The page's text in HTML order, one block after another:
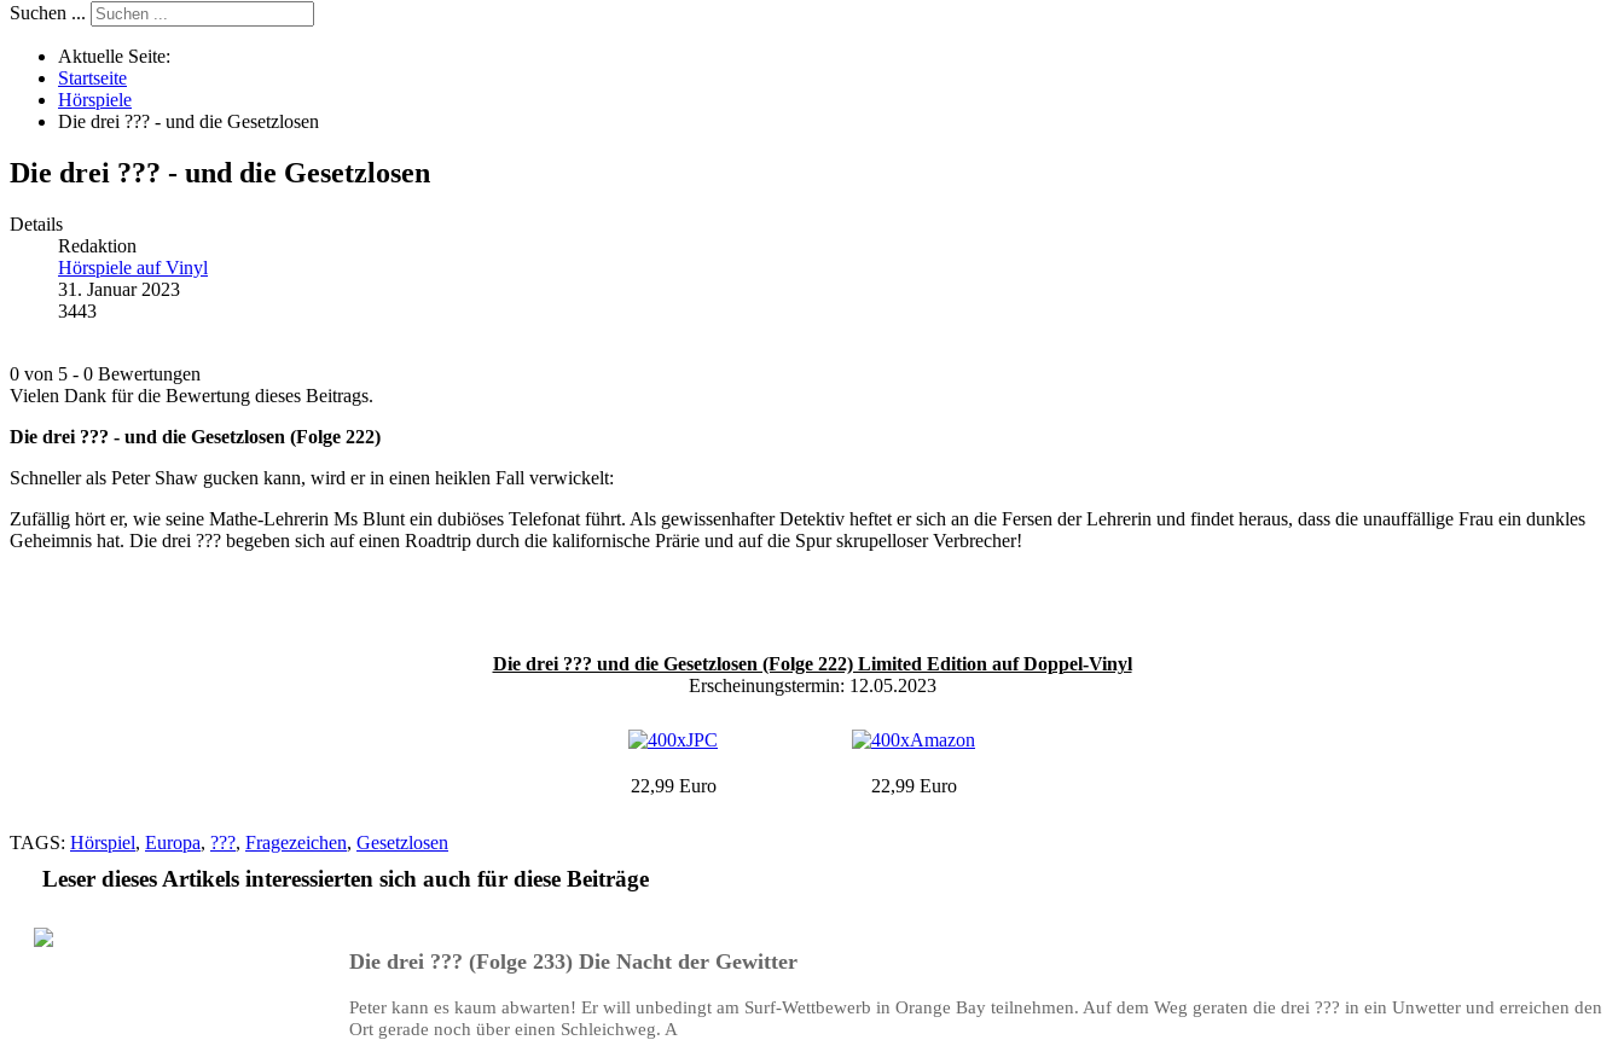
Suchen ...
Aktuelle Seite:
Startseite
Hörspiele
Die drei ??? - und die Gesetzlosen
Die drei ??? - und die Gesetzlosen
Details
Redaktion
Hörspiele auf Vinyl
31. Januar 2023
3443
0 von 5 - 0 Bewertungen
Vielen Dank für die Bewertung dieses Beitrags.
Die drei ??? - und die Gesetzlosen (Folge 222)
Schneller als Peter Shaw gucken kann, wird er in einen heiklen Fall verwickelt:
Zufällig hört er, wie seine Mathe-Lehrerin Ms Blunt ein dubiöses Telefonat führt. Als gewissenhafter Detektiv heftet er sich an die Fersen der Lehrerin und findet heraus, dass die unauffällige Frau ein dunkles
Geheimnis hat. Die drei ??? begeben sich auf einen Roadtrip durch die kalifornische Prärie und auf die Spur skrupelloser Verbrecher!
Die drei ??? und die Gesetzlosen (Folge 222) Limited Edition auf Doppel-Vinyl
Erscheinungstermin: 12.05.2023
22,99 Euro 22,99 Euro
TAGS: Hörspiel, Europa, ???, Fragezeichen, Gesetzlosen
Leser dieses Artikels interessierten sich auch für diese Beiträge
Die drei ??? (Folge 233) Die Nacht der Gewitter
Peter kann es kaum abwarten! Er will unbedingt am Surf-Wettbewerb in Orange Bay teilnehmen. Auf dem Weg geraten die drei ??? in ein Unwetter und erreichen den
Ort gerade noch über einen Schleichweg. A